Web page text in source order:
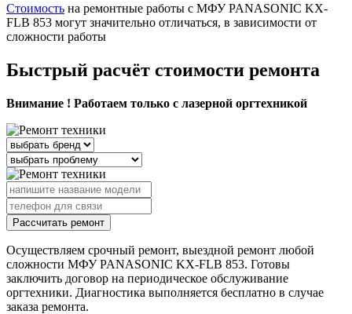
Стоимость на ремонтные работы с МФУ PANASONIC KX-
FLB 853 могут значительно отличаться, в зависимости от
сложности работы
Быстрый расчёт стоимости ремонта
Внимание ! Работаем только с лазерной оргтехникой
Рассчитать ремонт
Осуществляем срочный ремонт, выездной ремонт любой
сложности МФУ PANASONIC KX-FLB 853. Готовы
заключить договор на периодическое обслуживание
оргтехники. Диагностика выполняется бесплатно в случае
заказа ремонта.